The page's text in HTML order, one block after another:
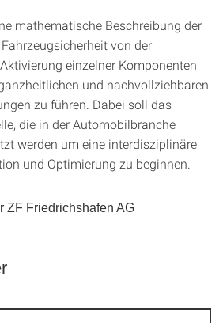
mathematische Beschreibung der
von der
einzelner Komponenten
und nachvollziehbaren
zu führen. Dabei soll das
die in der Automobilbranche
werden um eine interdisziplinäre
und Optimierung zu beginnen.
ZF Friedrichshafen AG